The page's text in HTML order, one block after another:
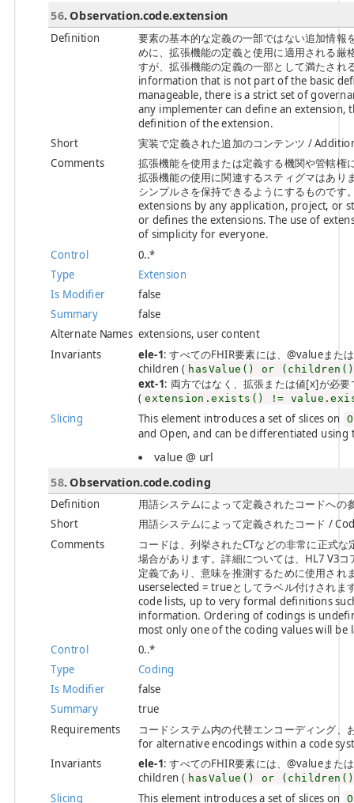
56. Observation.code.extension
Definition
要素の基本的な定義の一部ではない追加情
めに、拡張機能の定義と使用に適用される
すが、拡張機能の定義の一部として満たさ
information that is not part of the basic
manageable, there is a strict set of
any implementer can define an extension,
definition of the extension.
Short
実装で定義された追加のコンテンツ /
Comments
拡張機能を使用または定義する機関や管轄
拡張機能の使用に関連するスティグマはあり
シンプルさを保持できるようにするもので
extensions by any application, project, or
or defines the extensions. The use of
of simplicity for everyone.
Control
0..*
Type
Extension
Is Modifier
false
Summary
false
Alternate Names extensions, user content
Invariants
ele-1: すべてのFHIR要素には、@valueま
children ( hasValue() or
ext-1: 両方ではなく、拡張または値[x]が
( extension.exists() !=
Slicing This element introduces a set of slices on
and Open, and can be differentiated
value @ url
58. Observation.code.coding
Definition
用語システムによって定義されたコードへ
Short
用語システムによって定義されたコード /
Comments
コードは、列挙されたCTなどの非常に正式
場合があります。詳細については、HL7 V3
定義であり、意味を推測するために使用さ
userselected = trueとしてラベル付けされ
code lists, up to very formal definitions
information. Ordering of codings is
most only one of the coding values will be
Control
0..*
Type
Coding
Is Modifier
false
Summary
true
Requirements
コードシステム内の代替エンコーディング
for alternative encodings within a code
Invariants
ele-1: すべてのFHIR要素には、@valueま
children ( hasValue() or
Slicing This element introduces a set of slices on